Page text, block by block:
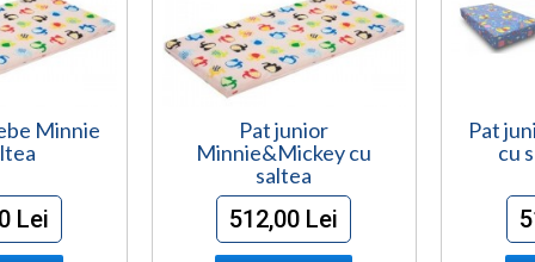
Minnie
Lei
Pat junior
Minnie&Mickey cu
saltea
512,00 Lei
Pat
cu